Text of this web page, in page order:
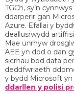
TGCh, sy’n
ddarperir gan
Azure. Efallai y
deallusrwydd
Mae unrhyw
AEE yn dod o dan
sicrhau bod data
deddfwriaeth
y bydd Microsoft
ddarllen y polisi